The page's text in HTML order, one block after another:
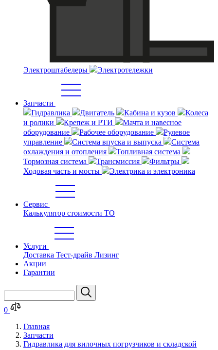
Электроштабелеры Электротележки
Запчасти
Гидравлика
Двигатель Кабина и кузов
Колеса
и ролики
Крепеж и РТИ
Мачта и навесное
оборудование
Рабочее оборудование
Рулевое
управление
Система впуска и выпуска
Система
охлаждения и отопления
Топливная система
Тормозная система
Трансмиссия
Фильтры
Ходовая часть и мосты
Электрика и электроника
Сервис
Калькулятор стоимости ТО
Услуги
Доставка Тест-драйв Лизинг
Акции
Гарантии
0
Главная
Запчасти
Гидравлика для вилочных погрузчиков и складской